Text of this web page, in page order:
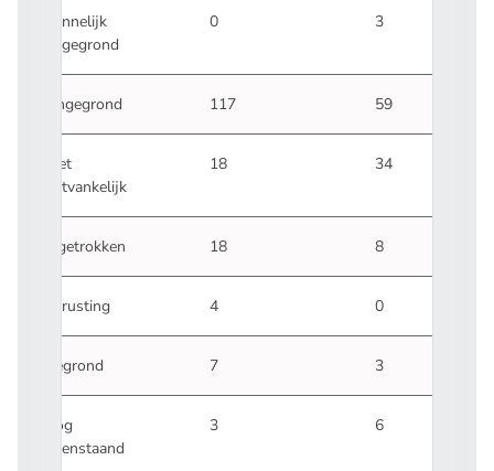
Kennelijk
ongegrond
0 3
Ongegrond 117 59
Niet
ontvankelijk
18 34
Ingetrokken 18 8
Berusting 4 0
Gegrond 7 3
Nog
openstaand
3 6